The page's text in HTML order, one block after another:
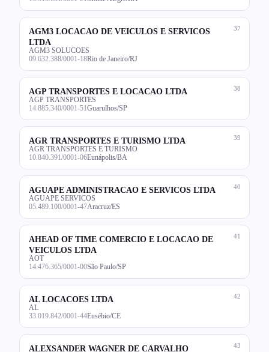
37
AGM3 LOCACAO DE VEICULOS E SERVICOS
LTDA
AGM3 SOLUCOES
09.632.388/0001-18Rio de Janeiro/RJ
38
AGP TRANSPORTES E LOCACAO LTDA
AGP TRANSPORTES
14.885.340/0001-51 Guarulhos/SP
39
AGR TRANSPORTES E TURISMO LTDA
AGR TRANSPORTES E TURISMO
10.840.391/0001-06Eunápolis/BA
40
AGUAPE ADMINISTRACAO E SERVICOS LTDA
AGUAPE SERVICOS
05.489.100/0001-47Aracruz/ES
41
AHEAD OF TIME COMERCIO E LOCACAO DE
VEICULOS LTDA
AOT
14.476.365/0001-00São Paulo/SP
42
AL LOCACOES LTDA
AL
33.019.842/0001-44Eusébio/CE
43
ALEXSANDER WAGNER DE CARVALHO